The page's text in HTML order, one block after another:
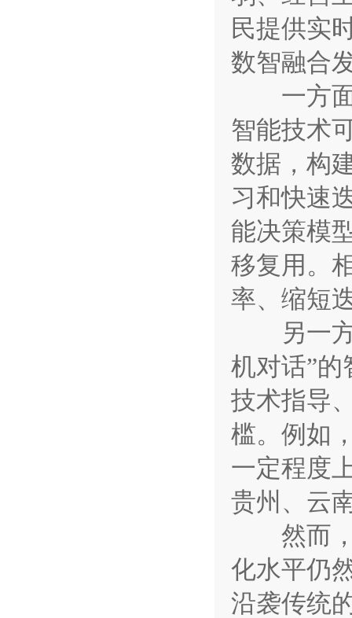
民提供实
数智融合
一方面
智能技术
数据，构
习和快速
能决策模
移复用。
率、缩短
另一方
机对话”
技术指导
槛。例如
一定程度
贵州、云
然而，
化水平仍
沿袭传统